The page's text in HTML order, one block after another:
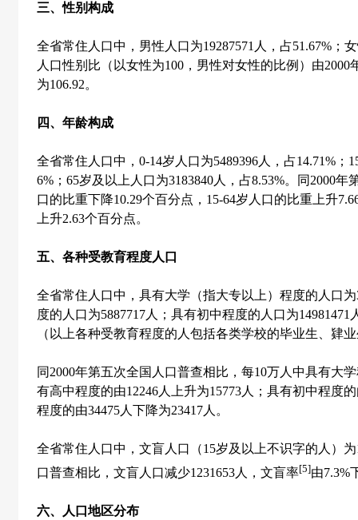
三、性别构成
全省常住人口中，男性人口为19287571 人，占51.67% ；
人口性别比（以女性为100 ，男性对女性的比例）由2000
为106.92。
四、年龄构成
全省常住人口中， 0-14岁人口为5489396人，占14.71% ；
6% ； 65岁及以上人口为3183840人，占8.53%。同 2000年
口的比重下降10.29个百分点， 15-64岁人口的比重上升
上升2.63个百分点。
五、各种受教育程度人口
全省常住人口中，具有大学（指大专以上）程度的人口为
度的人口为5887717人；具有初中程度的人口为14981471
（以上各种受教育程度的人包括各类学校的毕业生、肄
同 2000年第五次全国人口普查相比，每10万人中具有大
有高中程度的由12246人上升为15773人；具有初中程度
程度的由34475人下降为23417人。
全省常住人口中，文盲人口（15岁及以上不识字的人）为
口普查相比，文盲人口减少1231653人，文盲率[5]由7.3%
六、人口地区分布